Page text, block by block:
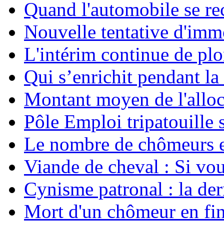
Quand l'automobile se
Nouvelle tentative
L'intérim continue de
Qui s’enrichit pendant la
Montant moyen de
Pôle Emploi tripatouille
Le nombre de
Viande de cheval : Si
Cynisme patronal : la
Mort d'un chômeur en